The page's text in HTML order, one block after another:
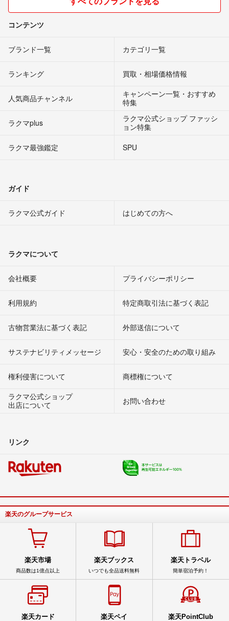
コンテンツ
ブランド一覧 カテゴリ一覧
ランキング 買取・相場価格情報
人気商品チャンネル
キャンペーン一覧・おすすめ
特集
ラクマplus
ラクマ公式ショップ ファッシ
ョン特集
ラクマ最強鑑定
SPU
ガイド
ラクマ公式ガイド はじめての方へ
ラクマについて
会社概要 プライバシーポリシー
利用規約 特定商取引法に基づく表記
古物営業法に基づく表記 外部送信について
サステナビリティメッセージ 安心・安全のための取り組み
権利侵害について
商標権について
ラクマ公式ショップ
出店について
お問い合わせ
リンク
楽天のグループサービス
楽天市場
商品数は1億点以上
楽天ブックス
いつでも全品送料無料
楽天トラベル
簡単宿泊予約！
楽天カード 楽天ペイ 楽天PointClub